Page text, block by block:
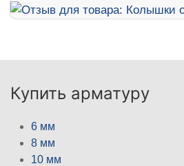
Купить арматуру
6 мм
8 мм
10 мм